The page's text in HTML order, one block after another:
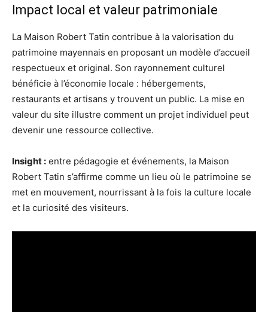
Impact local et valeur patrimoniale
La Maison Robert Tatin contribue à la valorisation du
patrimoine mayennais en proposant un modèle d’accueil
respectueux et original. Son rayonnement culturel
bénéficie à l’économie locale : hébergements,
restaurants et artisans y trouvent un public. La mise en
valeur du site illustre comment un projet individuel peut
devenir une ressource collective.
Insight : entre pédagogie et événements, la Maison
Robert Tatin s’affirme comme un lieu où le patrimoine se
met en mouvement, nourrissant à la fois la culture locale
et la curiosité des visiteurs.